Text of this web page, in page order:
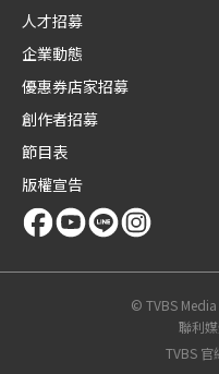
人才招募
企業動態
優惠券店家招募
創作者招募
節目表
版權宣告
© TVBS Media
聯利
TVBS 官